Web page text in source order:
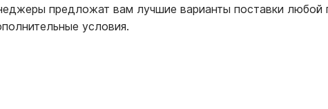
предложат вам лучшие варианты поставки любой
условия.